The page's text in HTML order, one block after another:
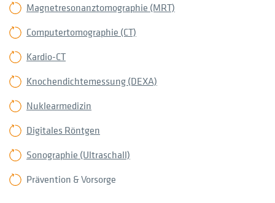
Magnetresonanztomographie (MRT)
Computertomographie (CT)
Kardio-CT
Knochendichtemessung (DEXA)
Nuklearmedizin
Digitales Röntgen
Sonographie (Ultraschall)
Prävention & Vorsorge